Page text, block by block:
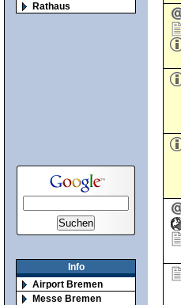
Rathaus
Info
Airport Bremen
Messe Bremen